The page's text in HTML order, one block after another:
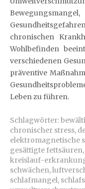
chronischen
Wohlbefinden
verschiedenen
präventive
Leben zu führen.
Schlagwörter:
chronischer stress,
elektromagnetische
gesättigte fettsäuren,
kreislauf-
schwächen,
schlafmangel,